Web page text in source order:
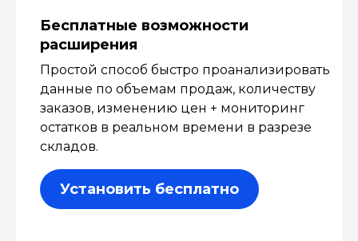
Бесплатные возмож­ности
расширения
Простой способ быстро проанализировать
данные по объемам продаж, количеству
заказов, изменению цен + мониторинг
остатков в реальном времени в разрезе
складов.
Установить бесплатно